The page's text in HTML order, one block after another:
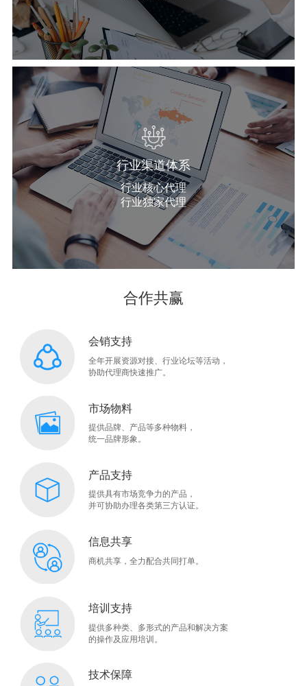
行业渠道体系
行业核心代理
行业独家代理
合作共赢
会销支持
全年开展资源对接、行业论坛等活动，
协助代理商快速推广。
市场物料
提供品牌、产品等多种物料，
统一品牌形象。
产品支持
提供具有市场竞争力的产品，
并可协助办理各类第三方认证。
信息共享
商机共享，全力配合共同打单。
培训支持
提供多种类、多形式的产品和解决方案
的操作及应用培训。
技术保障